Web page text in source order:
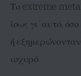
Το extreme metal
ίσως γι’ αυτό,
ή
ισχυρό.